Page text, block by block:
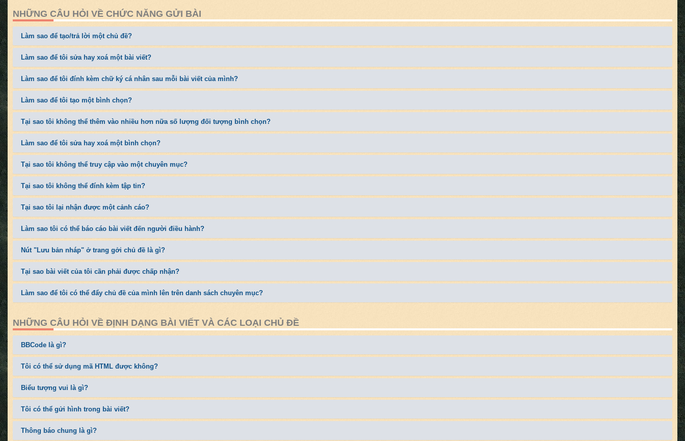
NHỮNG CÂU HỎI VỀ CHỨC NĂNG GỬI BÀI
Làm sao để tạo/trả lời một chủ đề?
Làm sao để tôi sửa hay xoá một bài viết?
Làm sao để tôi đính kèm chữ ký cá nhân sau mỗi bài viết của mình?
Làm sao để tôi tạo một bình chọn?
Tại sao tôi không thể thêm vào nhiều hơn nữa số lượng đối tượng bình chọn?
Làm sao để tôi sửa hay xoá một bình chọn?
Tại sao tôi không thể truy cập vào một chuyên mục?
Tại sao tôi không thể đính kèm tập tin?
Tại sao tôi lại nhận được một cảnh cáo?
Làm sao tôi có thể báo cáo bài viết đến người điều hành?
Nút "Lưu bản nháp" ở trang gởi chủ đề là gì?
Tại sao bài viết của tôi cần phải được chấp nhận?
Làm sao để tôi có thể đẩy chủ đề của mình lên trên danh sách chuyên mục?
NHỮNG CÂU HỎI VỀ ĐỊNH DẠNG BÀI VIẾT VÀ CÁC LOẠI CHỦ ĐỀ
BBCode là gì?
Tôi có thể sử dụng mã HTML được không?
Biểu tượng vui là gì?
Tôi có thể gửi hình trong bài viết?
Thông báo chung là gì?